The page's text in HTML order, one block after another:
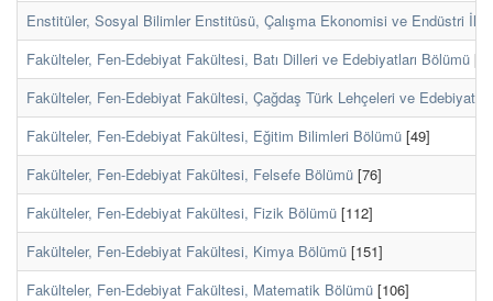
Enstitüler, Sosyal Bilimler Enstitüsü, Çalışma Ekonomisi ve Endüstri
Fakülteler, Fen-Edebiyat Fakültesi, Batı Dilleri ve Edebiyatları Bölümü
Fakülteler, Fen-Edebiyat Fakültesi, Çağdaş Türk Lehçeleri ve
Fakülteler, Fen-Edebiyat Fakültesi, Eğitim Bilimleri Bölümü [49]
Fakülteler, Fen-Edebiyat Fakültesi, Felsefe Bölümü [76]
Fakülteler, Fen-Edebiyat Fakültesi, Fizik Bölümü [112]
Fakülteler, Fen-Edebiyat Fakültesi, Kimya Bölümü [151]
Fakülteler, Fen-Edebiyat Fakültesi, Matematik Bölümü [106]